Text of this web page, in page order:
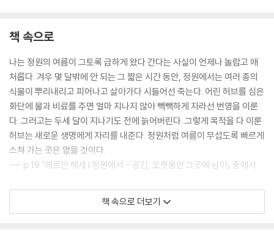
책 속으로
나는 정원의 여름이 그토록 급하게 왔다 간다는 사실이 언제나 놀랍고 애
처롭다. 겨우 몇 달밖에 안 되는 그 짧은 시간 동안, 정원에서는 여러 종의
식물이 뿌리내리고 피어나고 살아가다 시들어선 죽는다. 어린 허브를 심은
화단에 물과 비료를 주면 얼마 지나지 않아 빽빽하게 자라선 번영을 이룬
다. 그러고는 두세 달이 지나기도 전에 늙어버린다. 그렇게 목적을 다 이룬
허브는 새로운 생명에게 자리를 내준다. 정원처럼 여름이 무섭도록 빠르게
스쳐 가는 곳은 없을 것이다.
--- p.19 「헤르만 헤세 l 정원에서 - 공간, 오랫동안 그곳에 남아」 중에서
알제에서는 ‘수영을 한다’고 말하지 않고 ‘수영을 때린다’고 말한다. 표현이
중요한 건 아니다. 젊은이들은 항구에서 수영을 하다 부표 위에 올라가 숨
책 속으로 더보기